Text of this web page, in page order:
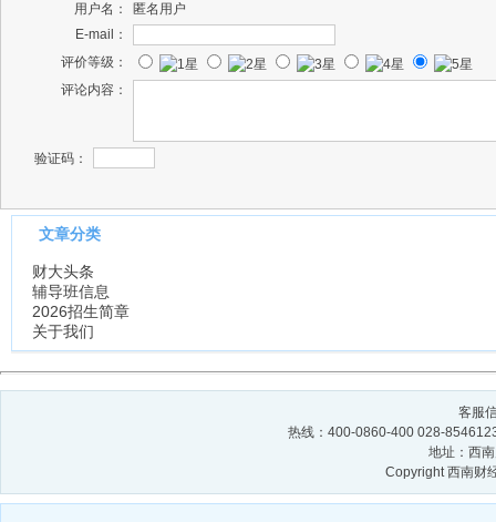
用户名：
匿名用户
E-mail：
评价等级：
评论内容：
验证码：
文章分类
财大头条
辅导班信息
2026招生简章
关于我们
客服
热线：400-0860-400 028-
地址：西
Copyright 西南财